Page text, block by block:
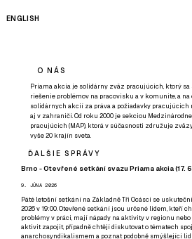
ENGLISH
O NÁS
Priama akcia je solidárny zväz pracujúcich, ktorý
riešenie problémov na pracovisku a v komunite, a
solidárnych akcií za práva a požiadavky pracujúcich
aj v zahraničí. Od roku 2000 je sekciou
pracujúcich (MAP), ktorá v súčasnosti združuje
vyše 20 krajín sveta.
ĎALŠIE SPRÁVY
Brno - Otevřené setkání svazu Priama akcia (17.
9. JÚNA 2026
Páté letošní setkání na Základně Tři Ocásci se uskuteční
2026 v 19:00. Otevřené setkání jsou určené lidem, kteří
problémy v práci, mají nápady na aktivity v regionu
aktivit zapojit, případně chtějí diskutovat o tématech
anarchosyndikalismem a poznat podobně smýšlející